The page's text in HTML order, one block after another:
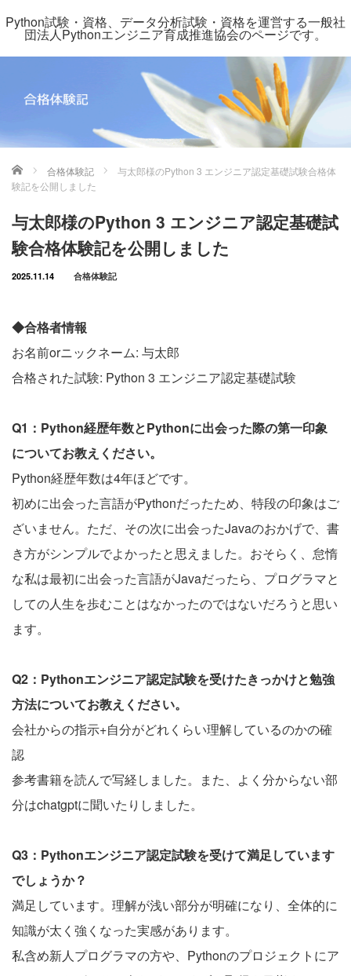
Python試験・資格、データ分析試験・資格を運営する一般社
団法人Pythonエンジニア育成推進協会のページです。
ホーム 合格体験記
与太郎様のPython 3 エンジニア認定基礎試験合格体
験記を公開しました
与太郎様のPython 3 エンジニア認定基礎試
験合格体験記を公開しました
2025.11.14 合格体験記
◆合格者情報
お名前orニックネーム: 与太郎
合格された試験: Python 3 エンジニア認定基礎試験
Q1：Python経歴年数とPythonに出会った際の第一印象
についてお教えください。
Python経歴年数は4年ほどです。
初めに出会った言語がPythonだったため、特段の印象はご
ざいません。ただ、その次に出会ったJavaのおかげで、書
き方がシンプルでよかったと思えました。おそらく、怠惰
な私は最初に出会った言語がJavaだったら、プログラマと
しての人生を歩むことはなかったのではないだろうと思い
ます。
Q2：Pythonエンジニア認定試験を受けたきっかけと勉強
方法についてお教えください。
会社からの指示+自分がどれくらい理解しているのかの確
認
参考書籍を読んで写経しました。また、よく分からない部
分はchatgptに聞いたりしました。
Q3：Pythonエンジニア認定試験を受けて満足しています
でしょうか？
満足しています。理解が浅い部分が明確になり、全体的に
知識が太く強くなった実感があります。
私含め新人プログラマの方や、Pythonのプロジェクトにア